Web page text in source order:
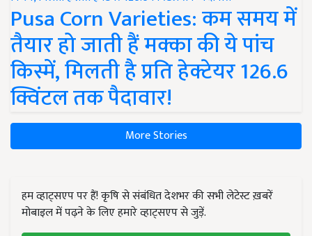
Pusa Corn Varieties: कम समय में
तैयार हो जाती हैं मक्का की ये पांच
किस्में, मिलती है प्रति हेक्टेयर 126.6
क्विंटल तक पैदावार!
More Stories
हम व्हाट्सएप पर हैं! कृषि से संबंधित देशभर की सभी लेटेस्ट ख़बरें
मोबाइल में पढ़ने के लिए हमारे व्हाट्सएप से जुड़ें.